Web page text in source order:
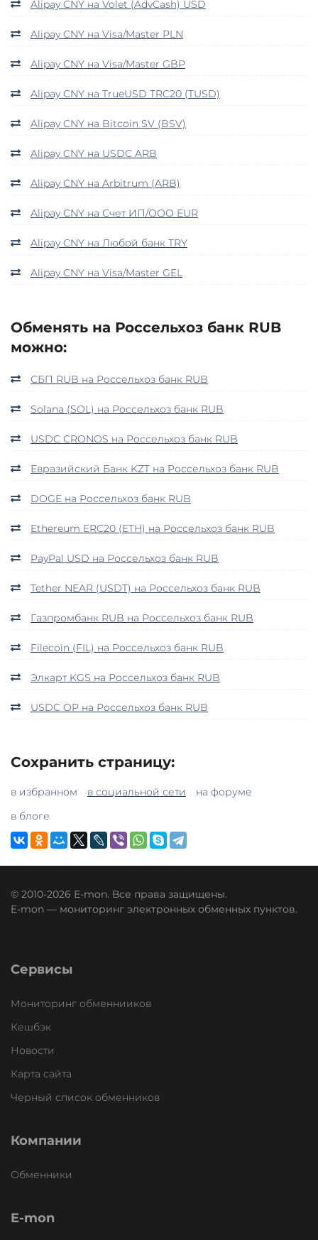
Alipay CNY на Volet (AdvCash) USD
Alipay CNY на Visa/Master PLN
Alipay CNY на Visa/Master GBP
Alipay CNY на TrueUSD TRC20 (TUSD)
Alipay CNY на Bitcoin SV (BSV)
Alipay CNY на USDC ARB
Alipay CNY на Arbitrum (ARB)
Alipay CNY на Счет ИП/ООО EUR
Alipay CNY на Любой банк TRY
Alipay CNY на Visa/Master GEL
Обменять на Россельхоз банк RUB
можно:
СБП RUB на Россельхоз банк RUB
Solana (SOL) на Россельхоз банк RUB
USDC CRONOS на Россельхоз банк RUB
Евразийский Банк KZT на Россельхоз банк RUB
DOGE на Россельхоз банк RUB
Ethereum ERC20 (ETH) на Россельхоз банк RUB
PayPal USD на Россельхоз банк RUB
Tether NEAR (USDT) на Россельхоз банк RUB
Газпромбанк RUB на Россельхоз банк RUB
Filecoin (FIL) на Россельхоз банк RUB
Элкарт KGS на Россельхоз банк RUB
USDC OP на Россельхоз банк RUB
Сохранить страницу:
в избранном в социальной сети
на форуме
в блоге
© 2010-2026 E-mon. Все права защищены.
E-mon — мониторинг электронных обменных пунктов.
Сервисы
Мониторинг обменнииков
Кешбэк
Новости
Карта сайта
Черный список обменников
Компании
Обменники
E-mon